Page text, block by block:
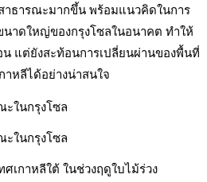
าธารณะมากขึ้น พร้อมแนวคิดในการ
าดใหญ่ของกรุงโซลในอนาคต ทำให้
แต่ยังสะท้อนการเปลี่ยนผ่านของพื้นที่
าหลีได้อย่างน่าสนใจ